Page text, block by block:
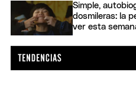
Simple,
dosmileras: la
ver esta